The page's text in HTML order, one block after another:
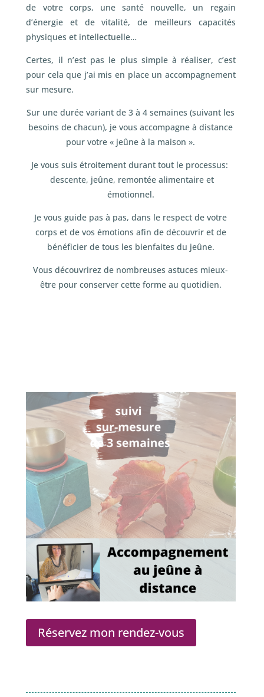
de votre corps, une santé nouvelle, un regain
d’énergie et de vitalité, de meilleurs capacités
physiques et intellectuelle…
Certes, il n’est pas le plus simple à réaliser, c’est
pour cela que j’ai mis en place un accompagnement
sur mesure.
Sur une durée variant de 3 à 4 semaines (suivant les
besoins de chacun), je vous accompagne à distance
pour votre « jeûne à la maison ».
Je vous suis étroitement durant tout le processus:
descente, jeûne, remontée alimentaire et
émotionnel.
Je vous guide pas à pas, dans le respect de votre
corps et de vos émotions afin de découvrir et de
bénéficier de tous les bienfaites du jeûne.
Vous découvrirez de nombreuses astuces mieux-
être pour conserver cette forme au quotidien.
Réservez mon rendez-vous